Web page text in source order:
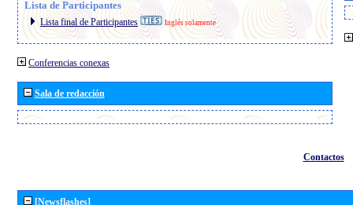
Lista de Participantes
Lista final de Participantes Inglés solamente
Conferencias conexas
Sala de redacción
Contactos
[Newsflashes]